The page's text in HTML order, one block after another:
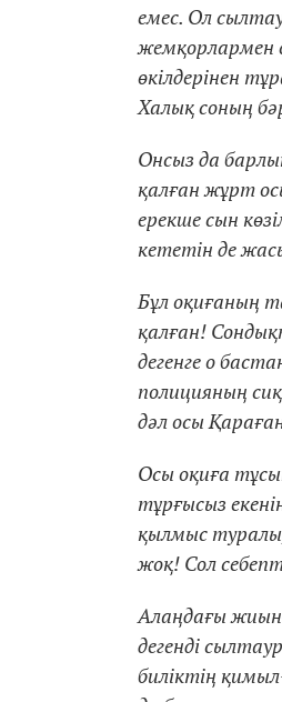
емес. Ол
жемқорлармен
өкілдерінен
Халық соның
Онсыз да
қалған жұрт
ерекше сын
кететін де
Бұл оқиғаның
қалған!
дегенге о
полицияның
дәл осы
Осы оқиға
тұрғысыз
қылмыс
жоқ! Сол
Алаңдағы
дегенді
биліктің